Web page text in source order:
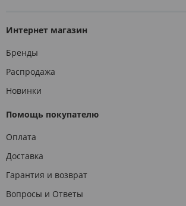
Интернет магазин
Бренды
Распродажа
Новинки
Помощь покупателю
Оплата
Доставка
Гарантия и возврат
Вопросы и Ответы